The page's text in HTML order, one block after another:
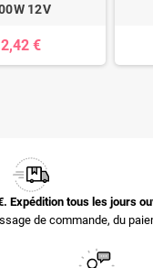
12V
2,42 €
Expédition tous les jours
de commande, du